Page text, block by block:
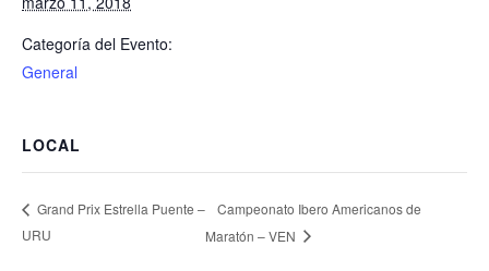
Categoría del Evento:
General
LOCAL
Grand Prix Estrella Puente –
URU
Campeonato Ibero Americanos de
Maratón – VEN